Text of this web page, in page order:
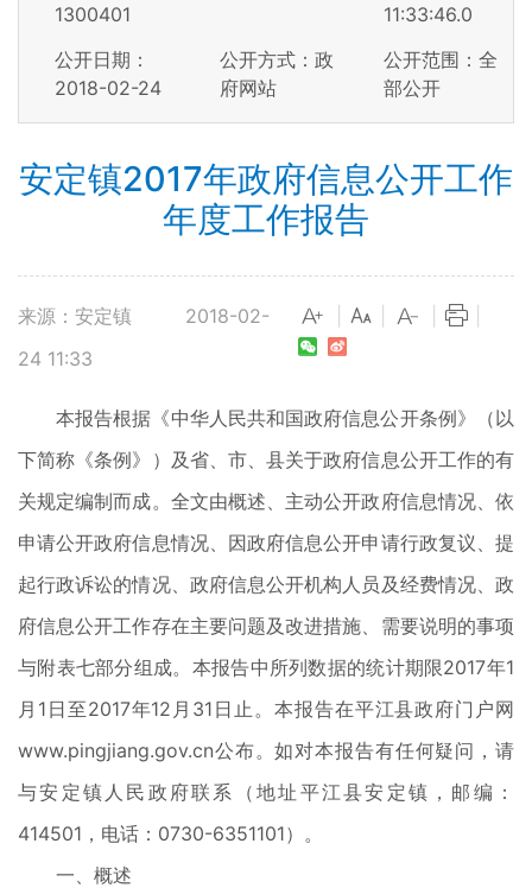
1300401
11:33:46.0
公开日期：
2018-02-24
公开方式：政
府网站
公开范围：全
部公开
安定镇2017年政府信息公开工作
年度工作报告
来源：安定镇
2018-02-
24 11:33
本报告根据《中华人民共和国政府信息公开条例》（以
下简称《条例》）及省、市、县关于政府信息公开工作的有
关规定编制而成。全文由概述、主动公开政府信息情况、依
申请公开政府信息情况、因政府信息公开申请行政复议、提
起行政诉讼的情况、政府信息公开机构人员及经费情况、政
府信息公开工作存在主要问题及改进措施、需要说明的事项
与附表七部分组成。本报告中所列数据的统计期限2017年1
月1日至2017年12月31日止。本报告在平江县政府门户网
www.pingjiang.gov.cn公布。如对本报告有任何疑问，请
与安定镇人民政府联系（地址平江县安定镇，邮编：
414501，电话：0730-6351101）。
一、概述